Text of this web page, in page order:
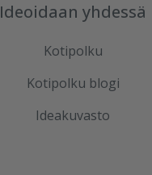
Ideoidaan yhdessä
Kotipolku
Kotipolku blogi
Ideakuvasto